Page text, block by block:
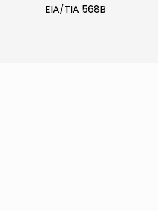
EIA/TIA 568B